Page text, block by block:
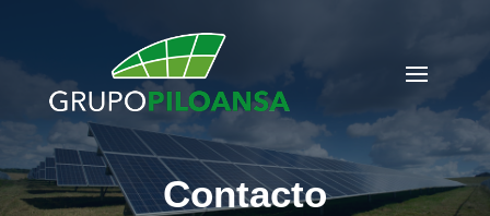
Contacto